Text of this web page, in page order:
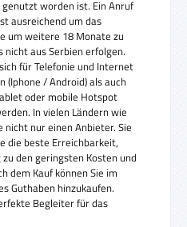
worden ist. Ein Anruf
ausreichend um das
um weitere 18 Monate zu
aus Serbien erfolgen.
für Telefonie und Internet
(Iphone / Android) als auch
oder mobile Hotspot
In vielen Ländern wie
nur einen Anbieter. Sie
die beste Erreichbarkeit,
den geringsten Kosten und
dem Kauf können Sie im
Guthaben hinzukaufen.
Begleiter für das